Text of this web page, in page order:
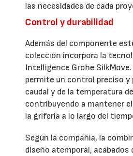
las necesidades de cada
Control y durabilidad
Además del componente
colección incorpora la
Intelligence Grohe
permite un control preciso y
caudal y de la temperatura
contribuyendo a mantener
la grifería a lo largo del
Según la compañía, la
diseño atemporal, acabados